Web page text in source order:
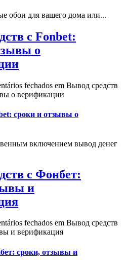
обои для вашего дома или...
с Fonbet:
о
fechados em Вывод средств
о верификации
сроки и отзывы о
включением вывод денег
с Фонбет:
и
fechados em Вывод средств
и верификация
сроки, отзывы и